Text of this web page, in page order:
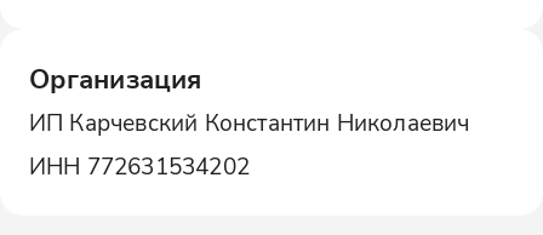
Организация
ИП Карчевский Константин Николаевич
ИНН 772631534202